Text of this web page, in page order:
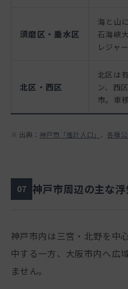
須磨区・垂水区
海と山
石海峡
レジャ
北区・西区
北区は
ン、西
市。車
※ 出典： 神戸市「推計人口」 、 各種
07 神戸市周辺の主な
神戸市内は三宮・北野を中
中する一方、大阪市内へ広
ません。